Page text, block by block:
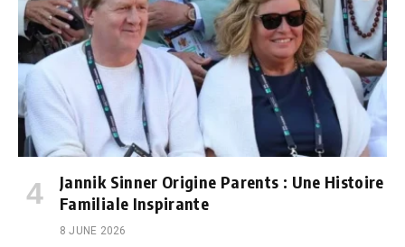
Jannik Sinner Origine Parents : Une Histoire
Familiale Inspirante
8 JUNE 2026